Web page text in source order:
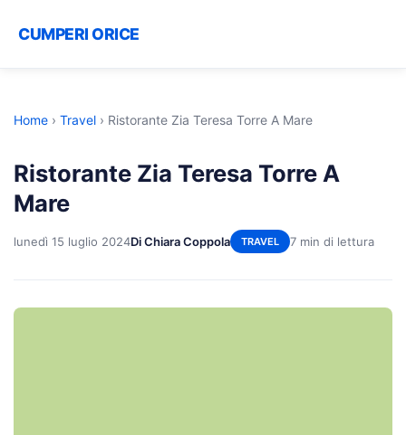
CUMPERI ORICE
Home › Travel › Ristorante Zia Teresa Torre A Mare
Ristorante Zia Teresa Torre A
Mare
lunedì 15 luglio 2024Di Chiara Coppola TRAVEL 7 min di lettura